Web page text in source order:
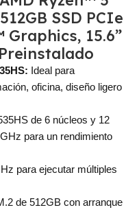
SSD PCIe
Graphics, 15.6”
Ideal para
oficina, diseño ligero
de 6 núcleos y 12
para un rendimiento
para ejecutar múltiples
de 512GB con arranque